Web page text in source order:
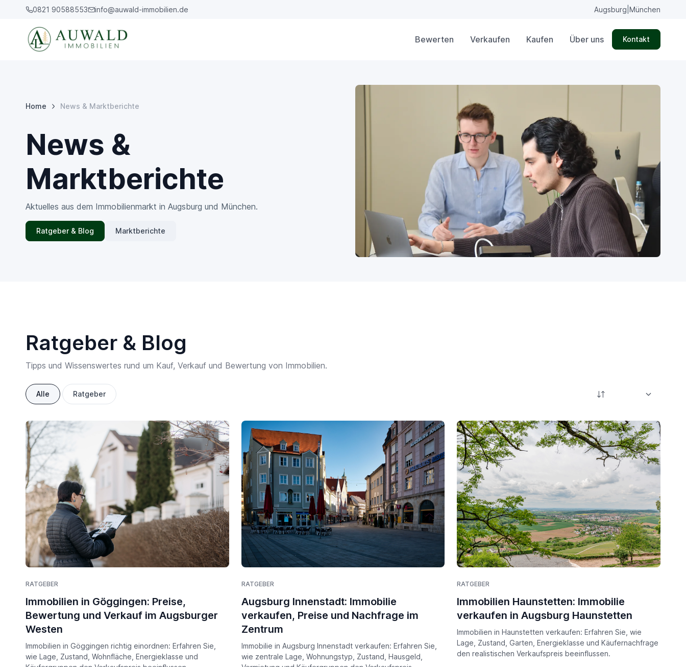
0821 90588553 info@auwald-immobilien.de Augsburg |München
Bewerten Verkaufen Kaufen Über uns Kontakt
Home News & Marktberichte
News &
Marktberichte
Aktuelles aus dem Immobilienmarkt in Augsburg und München.
Ratgeber & Blog Marktberichte
Ratgeber & Blog
Tipps und Wissenswertes rund um Kauf, Verkauf und Bewertung von Immobilien.
Alle Ratgeber
RATGEBER
Immobilien in Göggingen: Preise,
Bewertung und Verkauf im Augsburger
Westen
Immobilien in Göggingen richtig einordnen: Erfahren Sie,
wie Lage, Zustand, Wohnfläche, Energieklasse und
RATGEBER
Augsburg Innenstadt: Immobilie
verkaufen, Preise und Nachfrage im
Zentrum
Immobilie in Augsburg Innenstadt verkaufen: Erfahren Sie,
wie zentrale Lage, Wohnungstyp, Zustand, Hausgeld,
RATGEBER
Immobilien Haunstetten: Immobilie
verkaufen in Augsburg Haunstetten
Immobilien in Haunstetten verkaufen: Erfahren Sie, wie
Lage, Zustand, Garten, Energieklasse und Käufernachfrage
den realistischen Verkaufspreis beeinflussen.